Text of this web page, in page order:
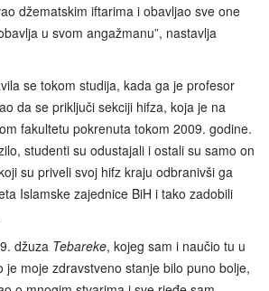
džematskim iftarima i obavljao sve one
u svom angažmanu”, nastavlja
se tokom studija, kada ga je profesor
da se priključi sekciji hifza, koja je na
fakultetu pokrenuta tokom 2009. godine.
studenti su odustajali i ostali su samo on
su priveli svoj hifz kraju odbranivši ga
Islamske zajednice BiH i tako zadobili
džuza Tebareke, kojeg sam i naučio tu u
je moje zdravstveno stanje bilo puno bolje,